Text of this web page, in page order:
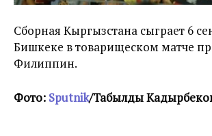
Сборная Кыргызстана сыграет 6
Бишкеке в товарищеском матче
Филиппин.
Фото: Sputnik/Табылды